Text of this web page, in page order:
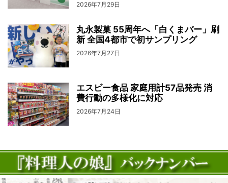
2026年7月29日
丸永製菓 55周年へ「白くまバー」刷
新 全国4都市で初サンプリング
2026年7月27日
エスビー食品 家庭用計57品発売 消
費行動の多様化に対応
2026年7月24日